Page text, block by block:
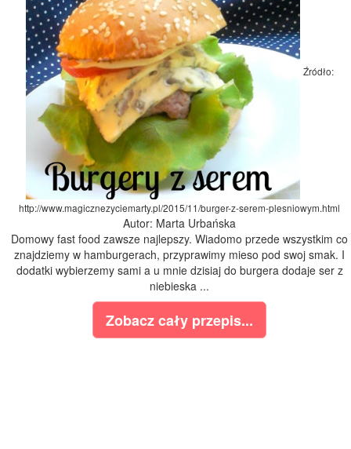
Źródło:
http://www.magicznezyciemarty.pl/2015/11/burger-z-serem-plesniowym.html
Autor: Marta Urbańska
Domowy fast food zawsze najlepszy. Wiadomo przede wszystkim co
znajdziemy w hamburgerach, przyprawimy mieso pod swoj smak. I
dodatki wybierzemy sami a u mnie dzisiaj do burgera dodaje ser z
niebieska ...
Zobacz cały przepis...